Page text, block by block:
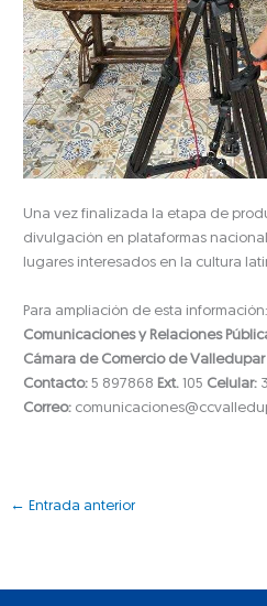
Una vez finalizada la etapa de
divulgación en plataformas
lugares interesados en la cultura
Para ampliación de esta información:
Comunicaciones y Relaciones
Cámara de Comercio de
Contacto: 5 897868 Ext. 105 Celular:
Correo:
← Entrada anterior